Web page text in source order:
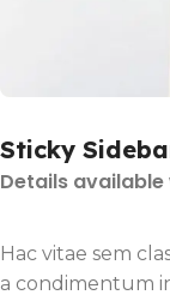
Sticky
Details available
Hac vitae sem
a condimentum